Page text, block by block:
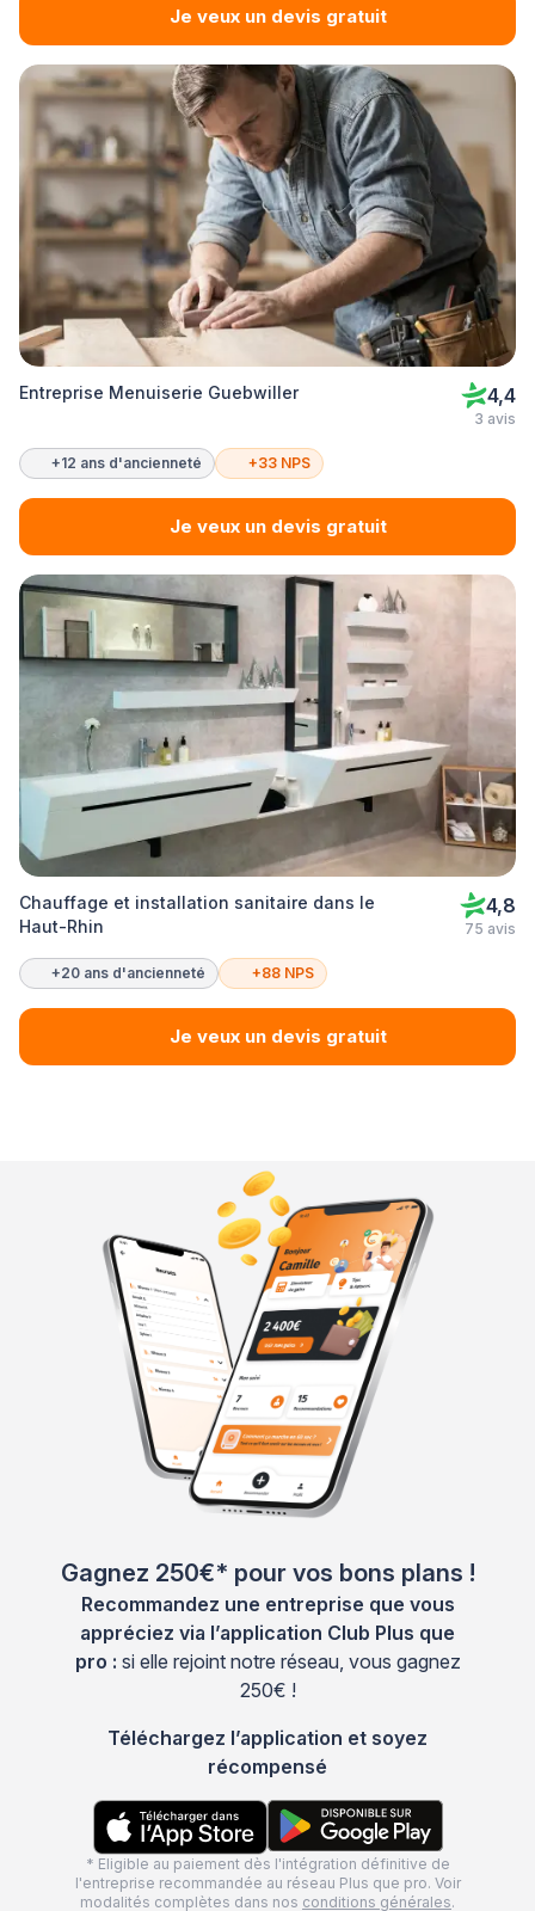
Je veux un devis gratuit
Entreprise Menuiserie Guebwiller 4,4
3 avis
+12 ans d'ancienneté +33 NPS
Je veux un devis gratuit
Chauffage et installation sanitaire dans le
Haut-Rhin
4,8
75 avis
+20 ans d'ancienneté +88 NPS
Je veux un devis gratuit
Gagnez 250€* pour vos bons plans !
Recommandez une entreprise que vous
appréciez via l’application Club Plus que
pro : si elle rejoint notre réseau, vous gagnez
250€ !
Téléchargez l’application et soyez
récompensé
* Eligible au paiement dès l'intégration définitive de
l'entreprise recommandée au réseau Plus que pro. Voir
modalités complètes dans nos conditions générales.